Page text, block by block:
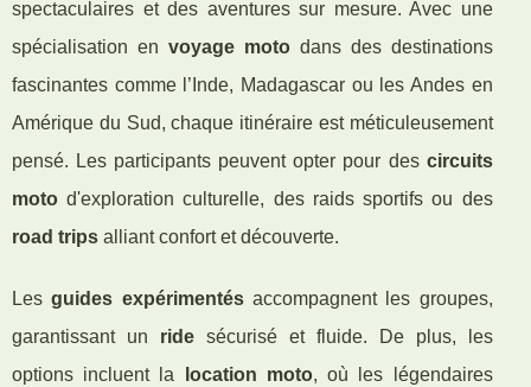
spectaculaires et des aventures sur mesure. Avec une
spécialisation en voyage motodans des destinations
fascinantes comme l’Inde, Madagascar ou les Andes en
Amérique du Sud, chaque itinéraire est méticuleusement
pensé. Les participants peuvent opter pour des circuits
moto d'exploration culturelle, des raids sportifs ou des
road trips alliant confort et découverte.
Lesguides expérimentésaccompagnent les groupes,
garantissant un ridesécurisé et fluide. De plus, les
options incluent la
location moto, où les légendaires